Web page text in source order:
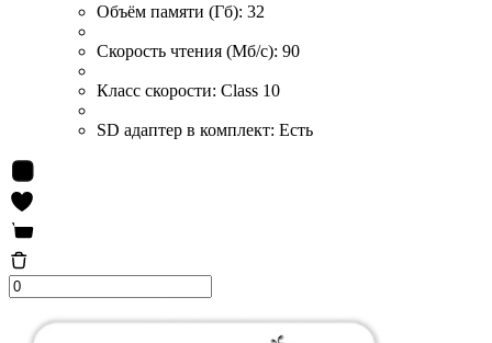
Объём памяти (Гб): 32
Скорость чтения (Мб/с): 90
Класс скорости: Class 10
SD адаптер в комплект: Есть